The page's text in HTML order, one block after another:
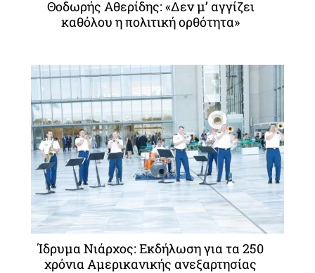
Θοδωρής Αθερίδης: «Δεν μ’ αγγίζει
καθόλου η πολιτική ορθότητα»
Ίδρυμα Νιάρχος: Εκδήλωση για τα 250
χρόνια Αμερικανικής ανεξαρτησίας